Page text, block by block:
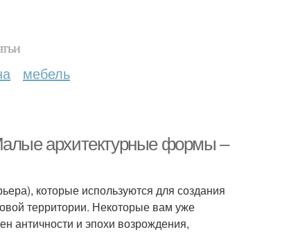
мебель
архитектурные формы –
которые используются для создания
территории. Некоторые вам уже
античности и эпохи возрождения,